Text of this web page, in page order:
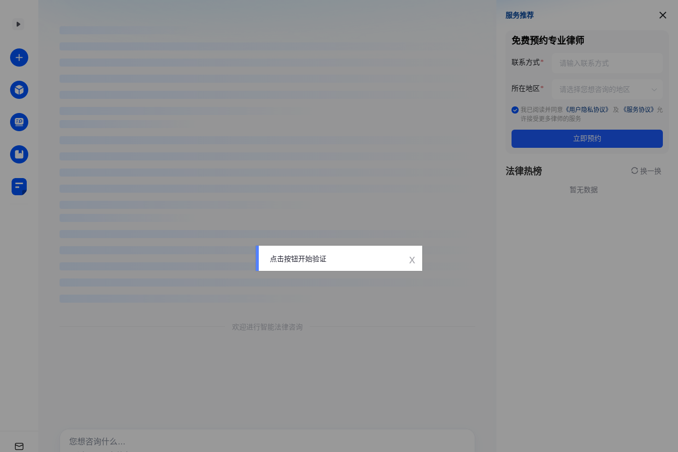
欢迎进行智能法律咨询
服务推荐
服务推荐
免费预约专业律师
联系方式
所在地区
我已阅读并同意 《用户隐私协议》 及 《服务协议》 允
许接受更多律师的服务
立即预约
法律热榜 换一换
暂无数据
点击按钮开始验证 x